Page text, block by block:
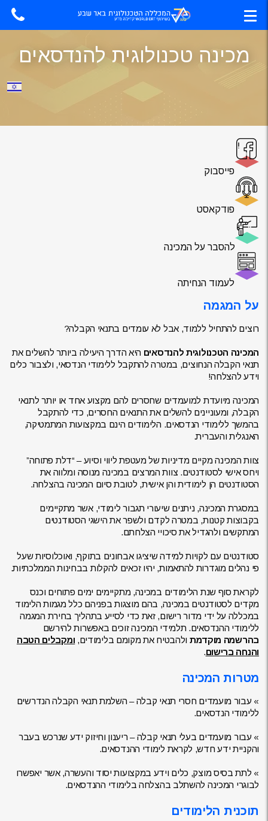
מכינה טכנולוגית להנדסאים
פייסבוק
פודקאסט
להסבר על המכינה
לעמוד הנחיתה
על המגמה
רוצים להתחיל ללמוד, אבל לא עומדים בתנאי הקבלה?
המכינה הטכנולוגית להנדסאים היא הדרך היעילה ביותר להשלים את
תנאי הקבלה הנחוצים, במטרה להתקבל ללימודי הנדסאי, ולצבור כלים
וידע להצלחה!
המכינה מיועדת למועמדים שחסרים להם מקצוע אחד או יותר לתנאי
הקבלה, ומעוניינים להשלים את התנאים החסרים, כדי להתקבל
בהמשך ללימודי הנדסאים. הלימודים הינם במקצועות המתמטיקה,
האנגלית והעברית.
צוות המכינה מקיים מדיניות של מעטפת ליווי וסיוע – “דלת פתוחה”
ויחס אישי לסטודנטים. צוות המרצים במכינה מנוסה ומלווה את
הסטודנטים הן לימודית והן אישית, לטובת סיום המכינה בהצלחה.
במסגרת המכינה, ניתנים שיעורי תגבור לימודי, אשר מתקיימים
בקבוצות קטנות, במטרה לקדם ולשפר את הישגי הסטודנטים
המתקשים ולהגדיל את סיכויי הצלחתם.
סטודנטים עם לקויות למידה שיציגו אבחונים בתוקף, ואוכלוסיות שעל
פי נהלים מוגדרות להתאמות, יהיו זכאים להקלות בבחינות הממלכתיות.
לקראת סוף שנת הלימודים במכינה, מתקיימים ימים פתוחים וכנס
מקדים לסטודנטים במכינה, בהם מוצגות בפניהם כלל מגמות הלימוד
במכללה על ידי מדור רישום, זאת כדי לסייע בתהליך בחירת המגמה
ללימודי ההנדסאים. תלמידי המכינה זוכים באפשרות להירשם
בהרשמה מוקדמת ולהבטיח את מקומם בלימודים, ומקבלים הטבה
והנחה ברישום.
מטרות המכינה
» עבור מועמדים חסרי תנאי קבלה – השלמת תנאי הקבלה הנדרשים
ללימודי הנדסאים.
» עבור מועמדים בעלי תנאי קבלה – ריענון וחיזוק ידע שנרכש בעבר
והקניית ידע חדש, לקראת לימודי ההנדסאים.
» לתת בסיס מוצק, כלים וידע במקצועות יסוד והעשרה, אשר יאפשרו
לבוגרי המכינה להשתלב בהצלחה בלימודי ההנדסאים.
תוכנית הלימודים